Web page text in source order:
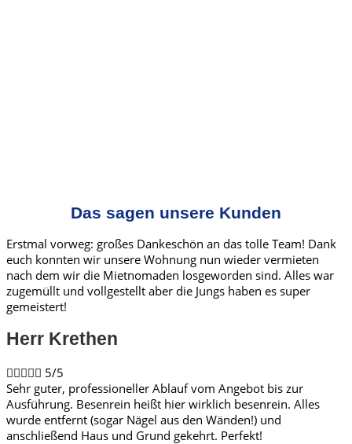
Das sagen unsere Kunden
Erstmal vorweg: großes Dankeschön an das tolle Team! Dank
euch konnten wir unsere Wohnung nun wieder vermieten
nach dem wir die Mietnomaden losgeworden sind. Alles war
zugemüllt und vollgestellt aber die Jungs haben es super
gemeistert!
Herr Krethen​
 5/5
Sehr guter, professioneller Ablauf vom Angebot bis zur
Ausführung. Besenrein heißt hier wirklich besenrein. Alles
wurde entfernt (sogar Nägel aus den Wänden!) und
anschließend Haus und Grund gekehrt. Perfekt!